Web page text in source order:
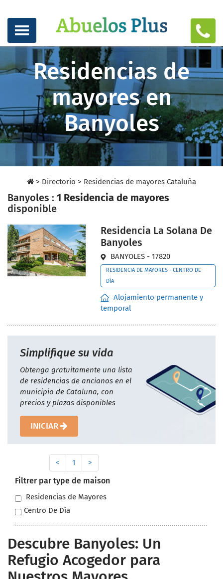
Residencias de
mayores en
Banyoles
> Directorio > Residencias de mayores Cataluña
Banyoles : 1 Residencia de mayores
disponible
Residencia La Solana De
Banyoles
BANYOLES - 17820
RESIDENCIA DE MAYORES - CENTRO DE
DÍA
Alojamiento permanente y
temporal
Simplifique su vida
Obtenga gratuitamente una lista
de residencias de ancianos en el
municipio de Cataluna, con
precios y plazas disponibles
INICIAR
< 1 >
Filtrer par type de maison
Residencias de Mayores
Centro De Día
Descubre Banyoles: Un
Refugio Acogedor para